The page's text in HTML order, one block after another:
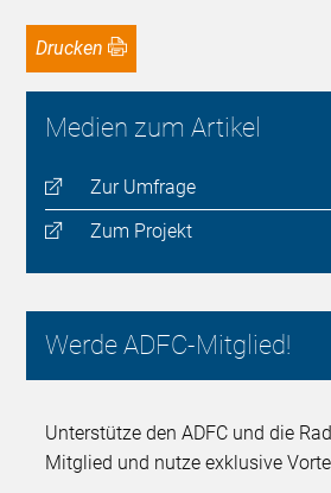
Drucken
Medien zum Artikel
Zur Umfrage
Zum Projekt
Werde ADFC-Mitglied!
Unterstütze den ADFC und die
Mitglied und nutze exklusive